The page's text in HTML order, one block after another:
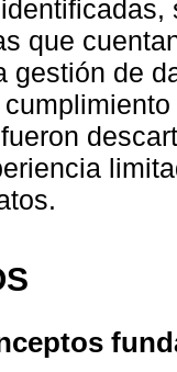
que
gestión de